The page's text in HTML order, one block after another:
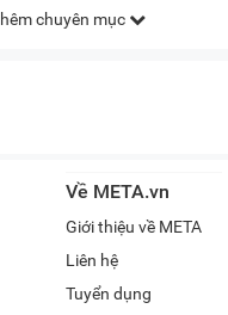
chuyên mục
Về META.vn
Giới thiệu về META
Liên hệ
Tuyển dụng